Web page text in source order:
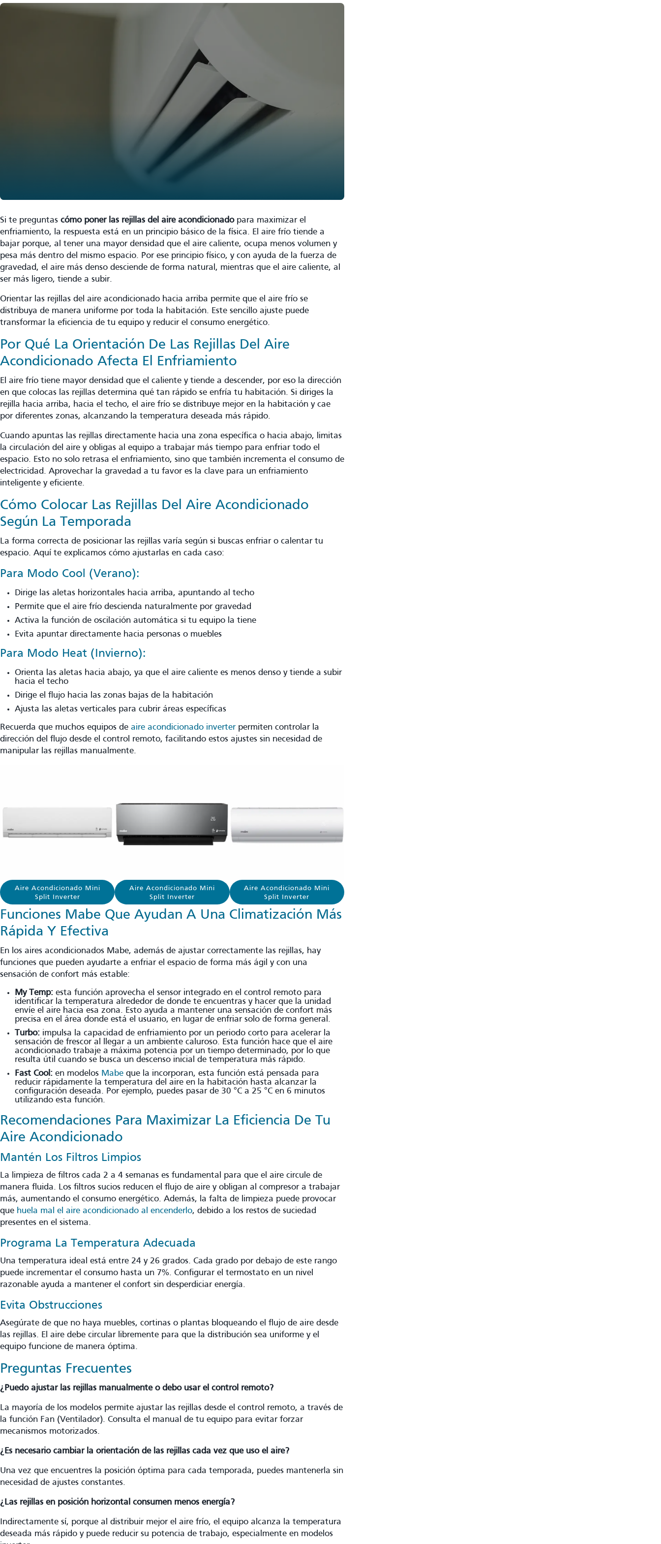
Si te preguntas cómo poner las rejillas del aire acondicionado para maximizar el
enfriamiento, la respuesta está en un principio básico de la física. El aire frío tiende a
bajar porque, al tener una mayor densidad que el aire caliente, ocupa menos volumen y
pesa más dentro del mismo espacio. Por ese principio físico, y con ayuda de la fuerza de
gravedad, el aire más denso desciende de forma natural, mientras que el aire caliente, al
ser más ligero, tiende a subir.
Orientar las rejillas del aire acondicionado hacia arriba permite que el aire frío se
distribuya de manera uniforme por toda la habitación. Este sencillo ajuste puede
transformar la eficiencia de tu equipo y reducir el consumo energético.
Por Qué La Orientación De Las Rejillas Del Aire
Acondicionado Afecta El Enfriamiento
El aire frío tiene mayor densidad que el caliente y tiende a descender, por eso la dirección
en que colocas las rejillas determina qué tan rápido se enfría tu habitación. Si diriges la
rejilla hacia arriba, hacia el techo, el aire frío se distribuye mejor en la habitación y cae
por diferentes zonas, alcanzando la temperatura deseada más rápido.
Cuando apuntas las rejillas directamente hacia una zona específica o hacia abajo, limitas
la circulación del aire y obligas al equipo a trabajar más tiempo para enfriar todo el
espacio. Esto no solo retrasa el enfriamiento, sino que también incrementa el consumo de
electricidad. Aprovechar la gravedad a tu favor es la clave para un enfriamiento
inteligente y eficiente.
Cómo Colocar Las Rejillas Del Aire Acondicionado
Según La Temporada
La forma correcta de posicionar las rejillas varía según si buscas enfriar o calentar tu
espacio. Aquí te explicamos cómo ajustarlas en cada caso:
Para Modo Cool (verano):
Dirige las aletas horizontales hacia arriba, apuntando al techo
Permite que el aire frío descienda naturalmente por gravedad
Activa la función de oscilación automática si tu equipo la tiene
Evita apuntar directamente hacia personas o muebles
Para Modo Heat (invierno):
Orienta las aletas hacia abajo, ya que el aire caliente es menos denso y tiende a subir
hacia el techo
Dirige el flujo hacia las zonas bajas de la habitación
Ajusta las aletas verticales para cubrir áreas específicas
Recuerda que muchos equipos de aire acondicionado inverterpermiten controlar la
dirección del flujo desde el control remoto, facilitando estos ajustes sin necesidad de
manipular las rejillas manualmente.
Aire Acondicionado Mini
Split Inverter
Aire Acondicionado Mini
Split Inverter
Aire Acondicionado Mini
Split Inverter
Funciones Mabe Que Ayudan A Una Climatización Más
Rápida Y Efectiva
En los aires acondicionados Mabe, además de ajustar correctamente las rejillas, hay
funciones que pueden ayudarte a enfriar el espacio de forma más ágil y con una
sensación de confort más estable:
My Temp: esta función aprovecha el sensor integrado en el control remoto para
identificar la temperatura alrededor de donde te encuentras y hacer que la unidad
envíe el aire hacia esa zona. Esto ayuda a mantener una sensación de confort más
precisa en el área donde está el usuario, en lugar de enfriar solo de forma general.
Turbo: impulsa la capacidad de enfriamiento por un periodo corto para acelerar la
sensación de frescor al llegar a un ambiente caluroso. Esta función hace que el aire
acondicionado trabaje a máxima potencia por un tiempo determinado, por lo que
resulta útil cuando se busca un descenso inicial de temperatura más rápido.
Fast Cool: en modelos Mabe que la incorporan, esta función está pensada para
reducir rápidamente la temperatura del aire en la habitación hasta alcanzar la
configuración deseada. Por ejemplo, puedes pasar de 30 °C a 25 °C en 6 minutos
utilizando esta función.
Recomendaciones Para Maximizar La Eficiencia De Tu
Aire Acondicionado
Mantén Los Filtros Limpios
La limpieza de filtros cada 2 a 4 semanas es fundamental para que el aire circule de
manera fluida. Los filtros sucios reducen el flujo de aire y obligan al compresor a trabajar
más, aumentando el consumo energético. Además, la falta de limpieza puede provocar
que huela mal el aire acondicionado al encenderlo, debido a los restos de suciedad
presentes en el sistema.
Programa La Temperatura Adecuada
Una temperatura ideal está entre 24 y 26 grados. Cada grado por debajo de este rango
puede incrementar el consumo hasta un 7%. Configurar el termostato en un nivel
razonable ayuda a mantener el confort sin desperdiciar energía.
Evita Obstrucciones
Asegúrate de que no haya muebles, cortinas o plantas bloqueando el flujo de aire desde
las rejillas. El aire debe circular libremente para que la distribución sea uniforme y el
equipo funcione de manera óptima.
Preguntas Frecuentes
¿Puedo ajustar las rejillas manualmente o debo usar el control remoto?
La mayoría de los modelos permite ajustar las rejillas desde el control remoto, a través de
la función Fan (Ventilador). Consulta el manual de tu equipo para evitar forzar
mecanismos motorizados.
¿Es necesario cambiar la orientación de las rejillas cada vez que uso el aire?
Una vez que encuentres la posición óptima para cada temporada, puedes mantenerla sin
necesidad de ajustes constantes.
¿Las rejillas en posición horizontal consumen menos energía?
Indirectamente sí, porque al distribuir mejor el aire frío, el equipo alcanza la temperatura
deseada más rápido y puede reducir su potencia de trabajo, especialmente en modelos